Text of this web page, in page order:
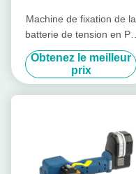
Machine de fixation de la
batterie de tension en PP
PET 3000N
Obtenez le meilleur
prix